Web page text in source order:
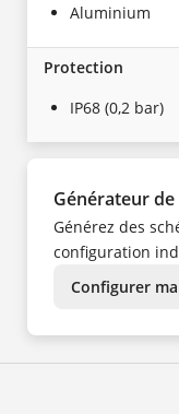
Aluminium
Protection
IP68 (0,2 bar)
Générateur de
Générez des
configuration
Configurer